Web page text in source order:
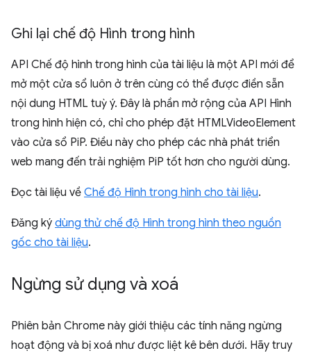
Ghi lại chế độ Hình trong hình
API Chế độ hình trong hình của tài liệu là một API mới để
mở một cửa sổ luôn ở trên cùng có thể được điền sẵn
nội dung HTML tuỳ ý. Đây là phần mở rộng của API Hình
trong hình hiện có, chỉ cho phép đặt HTMLVideoElement
vào cửa sổ PiP. Điều này cho phép các nhà phát triển
web mang đến trải nghiệm PiP tốt hơn cho người dùng.
Đọc tài liệu về Chế độ Hình trong hình cho tài liệu.
Đăng ký dùng thử chế độ Hình trong hình theo nguồn
gốc cho tài liệu.
Ngừng sử dụng và xoá
Phiên bản Chrome này giới thiệu các tính năng ngừng
hoạt động và bị xoá như được liệt kê bên dưới. Hãy truy